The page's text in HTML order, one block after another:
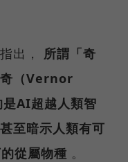
出， 所謂「奇
奇（Vernor
AI超越人類智
至暗示人類有可
從屬物種 。